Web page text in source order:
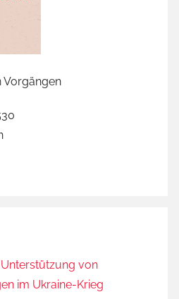
Vorgängen
von
im Ukraine-Krieg